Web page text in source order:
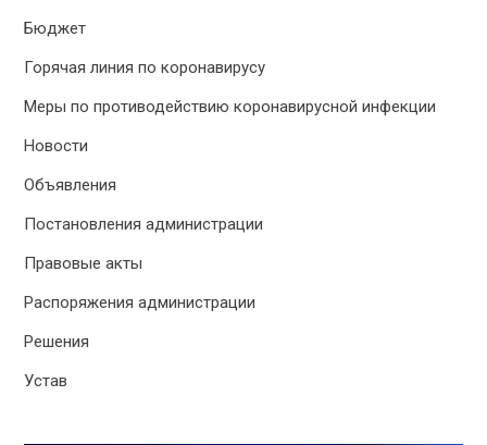
Бюджет
Горячая линия по коронавирусу
Меры по противодействию коронавирусной инфекции
Новости
Объявления
Постановления администрации
Правовые акты
Распоряжения администрации
Решения
Устав